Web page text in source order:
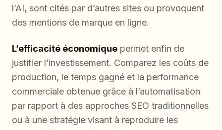
l’AI, sont cités par d’autres sites ou provoquent
des mentions de marque en ligne.
L’efficacité économique permet enfin de
justifier l’investissement. Comparez les coûts de
production, le temps gagné et la performance
commerciale obtenue grâce à l’automatisation
par rapport à des approches SEO traditionnelles
ou à une stratégie visant à reproduire les